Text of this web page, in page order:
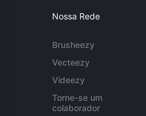
Nossa Rede
Brusheezy
Vecteezy
Videezy
Torne-se um
colaborador